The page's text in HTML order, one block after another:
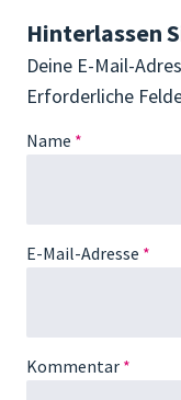
Hinterlassen
Deine E-Mail-
Erforderliche
Name *
E-Mail-Adresse *
Kommentar *